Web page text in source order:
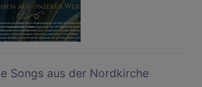
Songs aus der Nordkirche